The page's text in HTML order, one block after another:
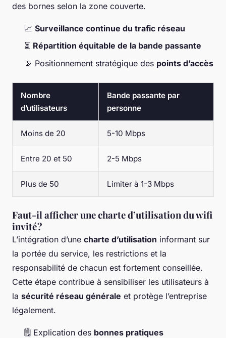
des bornes selon la zone couverte.
📈 Surveillance continue du trafic réseau
⏳ Répartition équitable de la bande passante
📡 Positionnement stratégique des points d’accès
Nombre
d’utilisateurs
Bande passante par
personne
Moins de 20 5-10 Mbps
Entre 20 et 50 2-5 Mbps
Plus de 50 Limiter à 1-3 Mbps
Faut-il afficher une charte d’utilisation du wifi
invité ?
L’intégration d’une charte d’utilisation informant sur
la portée du service, les restrictions et la
responsabilité de chacun est fortement conseillée.
Cette étape contribue à sensibiliser les utilisateurs à
la sécurité réseau générale et protège l’entreprise
légalement.
🗒️ Explication des bonnes pratiques